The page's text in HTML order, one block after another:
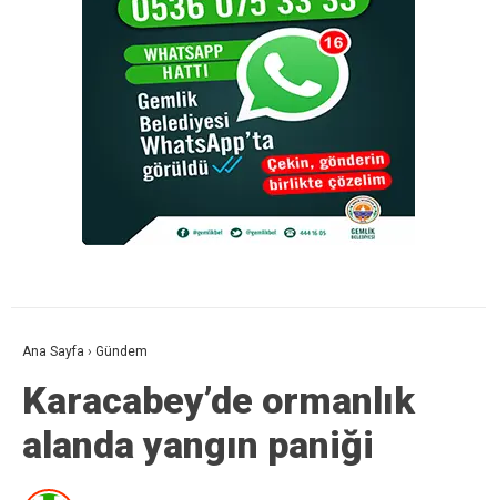
Ana Sayfa › Gündem
Karacabey’de ormanlık
alanda yangın paniği